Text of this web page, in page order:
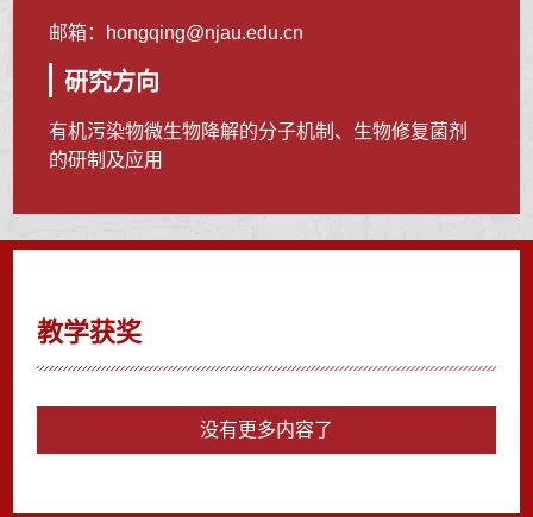
邮箱： hongqing@njau.edu.cn
研究方向
有机污染物微生物降解的分子机制、生物修复菌剂
的研制及应用
教学获奖
没有更多内容了